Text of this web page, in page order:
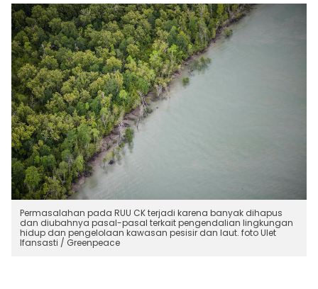
Permasalahan pada RUU CK terjadi karena banyak dihapus
dan diubahnya pasal-pasal terkait pengendalian lingkungan
hidup dan pengelolaan kawasan pesisir dan laut. foto Ulet
Ifansasti / Greenpeace